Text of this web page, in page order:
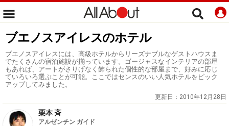
ブエノスアイレスのホテル
ブエノスアイレスには、高級ホテルからリーズナブルなゲストハウスま
でたくさんの宿泊施設が揃っています。ゴージャスなインテリアの部屋
もあれば、アートがさりげなく飾られた個性的な部屋まで、好みに応じ
ていろいろ選ぶことが可能。ここではセンスのいい人気ホテルをピック
アップしてみました。
更新日： 2010年12月28日
栗本 斉
アルゼンチン ガイド